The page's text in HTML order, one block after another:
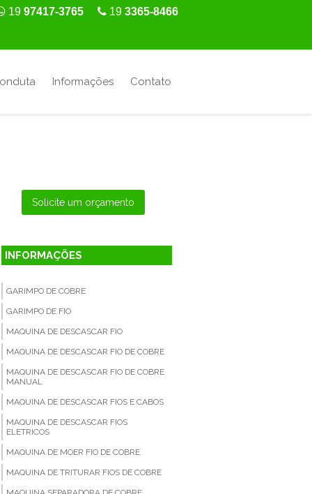
19 3365-8466
19 97417-3765
Informações Contato
Solicite um orçamento
INFORMAÇÕES
GARIMPO DE COBRE
GARIMPO DE FIO
MAQUINA DE DESCASCAR FIO
MAQUINA DE DESCASCAR FIO DE COBRE
MAQUINA DE DESCASCAR FIO DE COBRE
MANUAL
MAQUINA DE DESCASCAR FIOS E CABOS
MAQUINA DE DESCASCAR FIOS
ELETRICOS
MAQUINA DE MOER FIO DE COBRE
MAQUINA DE TRITURAR FIOS DE COBRE